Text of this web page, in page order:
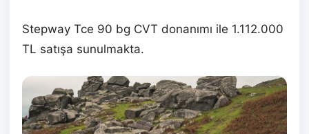
Stepway Tce 90 bg CVT donanımı ile 1.112.000
TL satışa sunulmakta.